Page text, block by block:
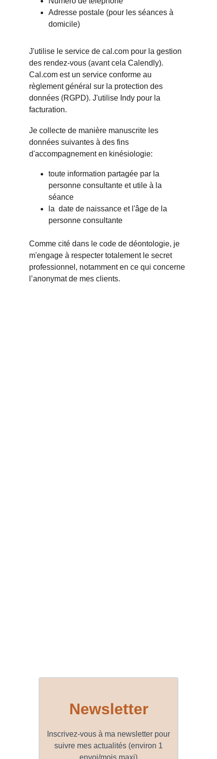
Adresse postale (pour les séances à
domicile)
J'utilise le service de cal.com pour la gestion
des rendez-vous (avant cela Calendly).
Cal.com est un service conforme au
règlement général sur la protection des
données (RGPD). J'utilise Indy pour la
facturation.
Je collecte de manière manuscrite les
données suivantes à des fins
d'accompagnement en kinésiologie:
toute information partagée par la
personne consultante et utile à la
séance
la  date de naissance et l'âge de la
personne consultante
Comme cité dans le code de déontologie, je
m'engage à respecter totalement le secret
professionnel, notamment en ce qui concerne
l’anonymat de mes clients.